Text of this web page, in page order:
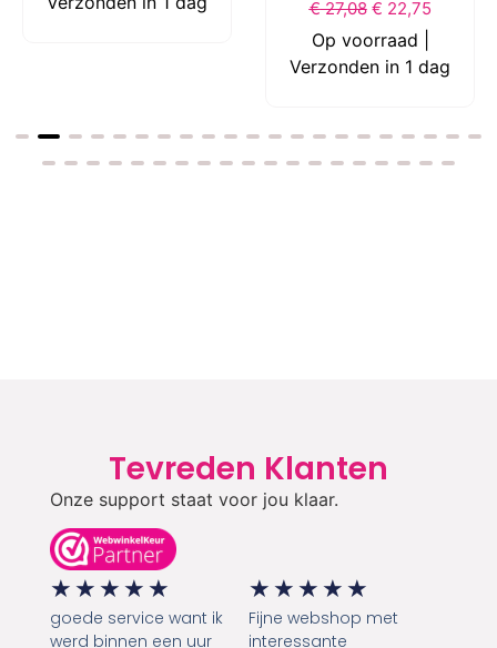
€27,08 € 22,75
Op voorraad |
Verzonden in 1 dag
Tevreden Klanten
Onze support staat voor jou klaar.
★ ★ ★ ★ ★
goede service want ik
werd binnen een uur
★ ★ ★ ★ ★
Fijne webshop met
interessante